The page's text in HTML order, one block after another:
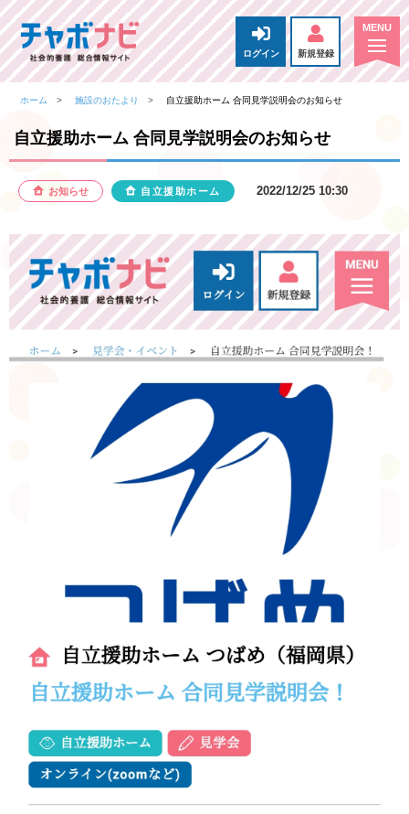
ログイン 新規登録
ホーム 施設のおたより 自立援助ホーム 合同見学説明会のお知らせ
自立援助ホーム 合同見学説明会のお知らせ
お知らせ 自立援助ホーム 2022/12/25 10:30